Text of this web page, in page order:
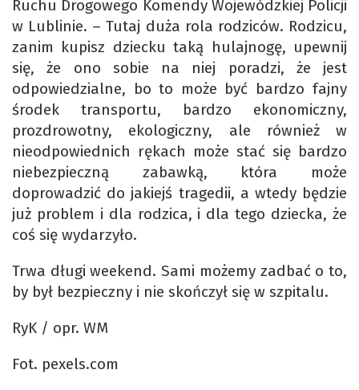
Ruchu Drogowego Komendy Wojewódzkiej Policji
w Lublinie. – Tutaj duża rola rodziców. Rodzicu,
zanim kupisz dziecku taką hulajnogę, upewnij
się, że ono sobie na niej poradzi, że jest
odpowiedzialne, bo to może być bardzo fajny
środek transportu, bardzo ekonomiczny,
prozdrowotny, ekologiczny, ale również w
nieodpowiednich rękach może stać się bardzo
niebezpieczną zabawką, która może
doprowadzić do jakiejś tragedii, a wtedy będzie
już problem i dla rodzica, i dla tego dziecka, że
coś się wydarzyło.
Trwa długi weekend. Sami możemy zadbać o to,
by był bezpieczny i nie skończył się w szpitalu.
RyK / opr. WM
Fot. pexels.com